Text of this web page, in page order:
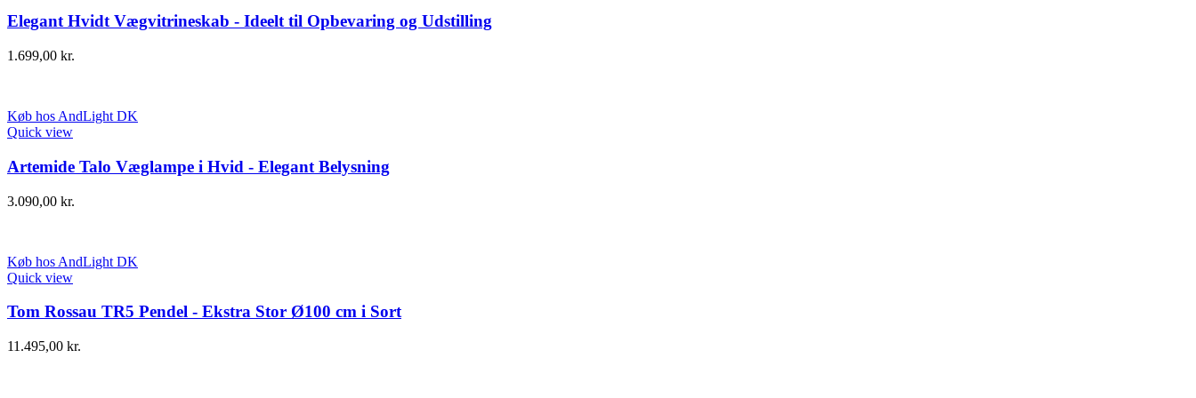
Elegant Hvidt Vægvitrineskab - Ideelt til Opbevaring og Udstilling
1.699,00 kr.
Køb hos AndLight DK
Quick view
Artemide Talo Væglampe i Hvid - Elegant Belysning
3.090,00 kr.
Køb hos AndLight DK
Quick view
Tom Rossau TR5 Pendel - Ekstra Stor Ø100 cm i Sort
11.495,00 kr.